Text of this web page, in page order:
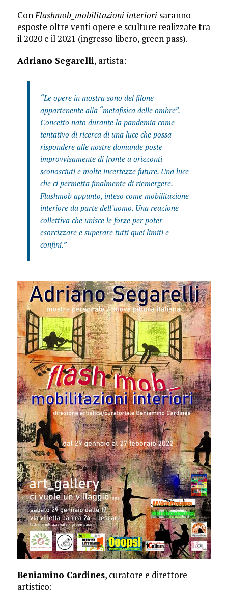
ConFlashmob_mobilitazioni interiorisaranno
esposte oltre venti opere e sculture realizzate tra
il 2020 e il 2021 (ingresso libero, green pass).
Adriano Segarelli, artista:
“Le opere in mostra sono del filone
appartenente alla “metafisica delle ombre”.
Concetto nato durante la pandemia come
tentativo di ricerca di una luce che possa
rispondere alle nostre domande poste
improvvisamente di fronte a orizzonti
sconosciuti e molte incertezze future. Una luce
che ci permetta finalmente di riemergere.
Flashmob appunto, inteso come mobilitazione
interiore da parte dell’uomo. Una reazione
collettiva che unisce le forze per poter
esorcizzare e superare tutti quei limiti e
confini.”
Beniamino Cardines, curatore e direttore
artistico: